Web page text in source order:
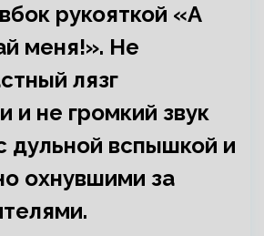
рукояткой «А
меня!». Не
лязг
и не громкий звук
дульной вспышкой и
охнувшими за